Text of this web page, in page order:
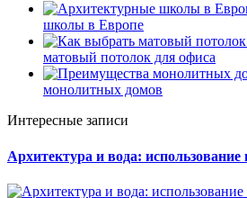
школы в Европе
матовый потолок для офиса
монолитных домов
Интересные записи
Архитектура и вода: